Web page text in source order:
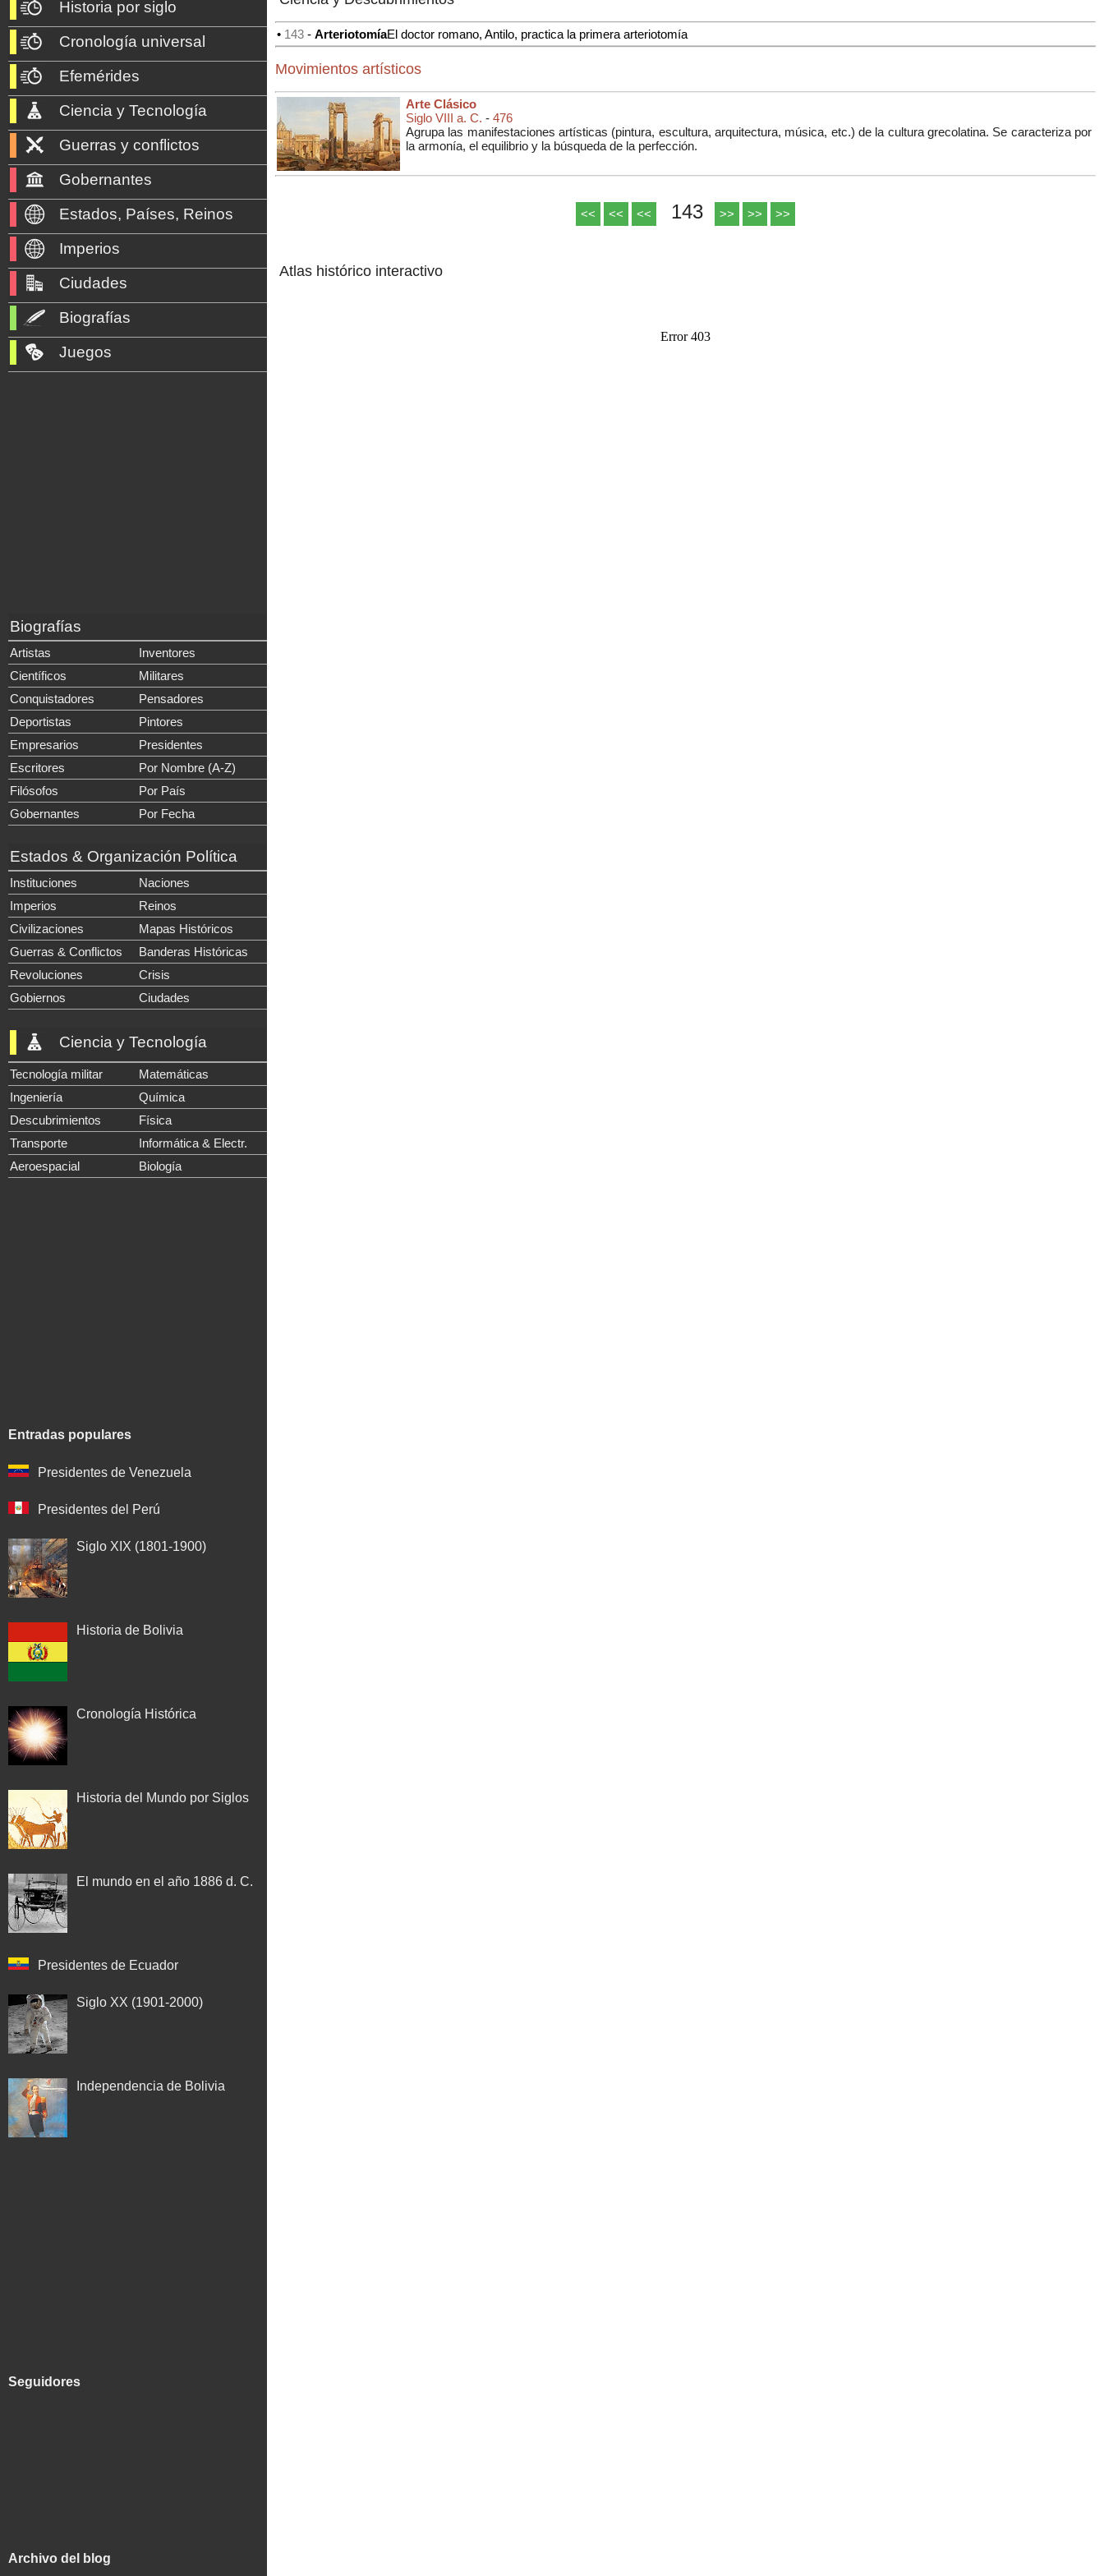
• 143 - ArteriotomíaEl doctor romano, Antilo, practica la primera arteriotomía
Movimientos artísticos
Arte Clásico
Siglo VIII a. C. - 476
Agrupa las manifestaciones artísticas (pintura, escultura, arquitectura, música, etc.) de la cultura grecolatina. Se caracteriza por
la armonía, el equilibrio y la búsqueda de la perfección.
<< << << 143 >> >> >>
Atlas histórico interactivo
Historia por siglo
Cronología universal
Efemérides
Ciencia y Tecnología
Guerras y conflictos
Gobernantes
Estados, Países, Reinos
Imperios
Ciudades
Biografías
Juegos
Biografías
Artistas
Inventores
Científicos
Militares
Conquistadores
Pensadores
Deportistas
Pintores
Empresarios
Presidentes
Escritores
Por Nombre (A-Z)
Filósofos
Por País
Gobernantes
Por Fecha
Estados & Organización Política
Instituciones
Naciones
Imperios
Reinos
Civilizaciones
Mapas Históricos
Guerras & Conflictos
Banderas Históricas
Revoluciones
Crisis
Gobiernos
Ciudades
Ciencia y Tecnología
Tecnología militar
Matemáticas
Ingeniería
Química
Descubrimientos
Física
Transporte
Informática & Electr.
Aeroespacial
Biología
Entradas populares
Presidentes de Venezuela
Presidentes del Perú
Siglo XIX (1801-1900)
Historia de Bolivia
Cronología Histórica
Historia del Mundo por Siglos
El mundo en el año 1886 d. C.
Presidentes de Ecuador
Siglo XX (1901-2000)
Independencia de Bolivia
Seguidores
Archivo del blog